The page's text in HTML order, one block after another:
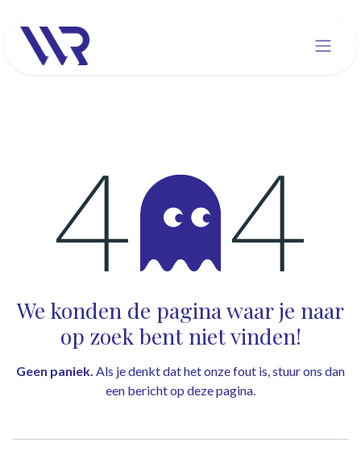
Fout 404
We konden de pagina waar je naar
op zoek bent niet vinden!
Geen paniek. Als je denkt dat het onze fout is, stuur ons dan
een bericht op deze pagina.